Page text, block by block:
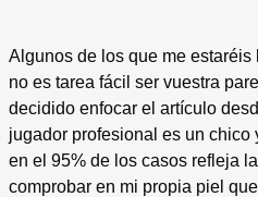
Algunos de los que me
no es tarea fácil ser vuestra
decidido enfocar el artículo
jugador profesional es un
en el 95% de los casos refleja
comprobar en mi propia piel